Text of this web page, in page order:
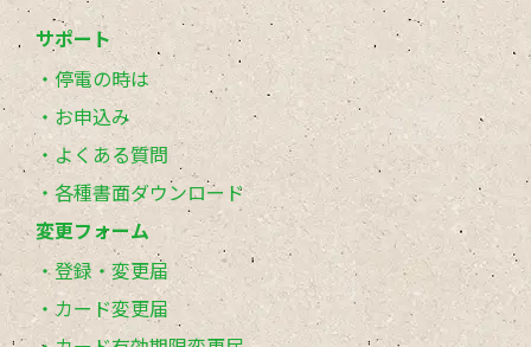
サポート
停電の時は
お申込み
よくある質問
各種書面ダウンロード
変更フォーム
登録・変更届
カード変更届